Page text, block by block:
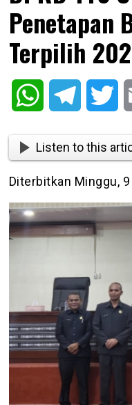
Penetapan
Terpilih
WhatsAppTelegram
Listen to this
Diterbitkan Minggu,